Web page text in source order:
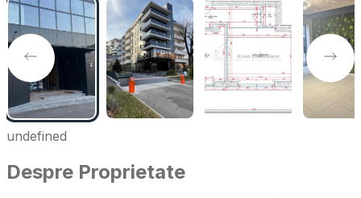
undefined
Despre Proprietate